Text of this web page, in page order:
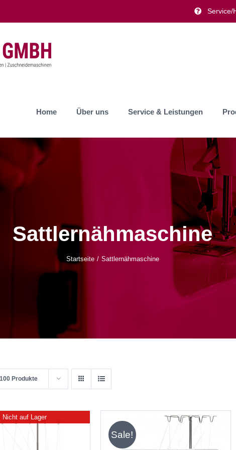
Service/
Home Über uns Service & Leistungen
Sattlernähmaschine
Startseite Sattlernähmaschine
100 Produkte
Nicht auf Lager
Sale!